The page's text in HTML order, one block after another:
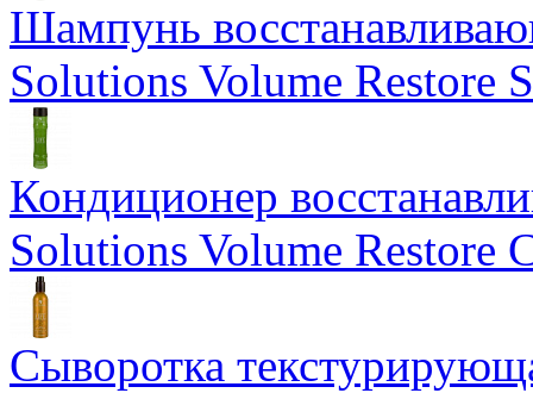
Шампунь
Solutions Volume Restore
Кондиционер
Solutions Volume Restore
Сыворотка